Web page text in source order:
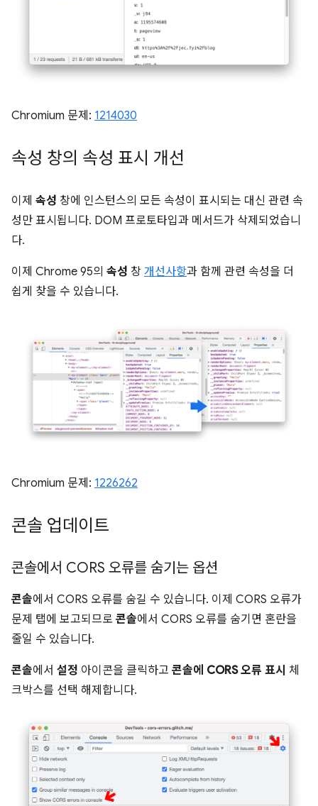
Chromium 문제: 1214030
속성 창의 속성 표시 개선
이제 속성 창에 인스턴스의 모든 속성이 표시되는 대신 관련 속
성만 표시됩니다. DOM 프로토타입과 메서드가 삭제되었습니
다.
이제 Chrome 95의 속성 창 개선사항과 함께 관련 속성을 더
쉽게 찾을 수 있습니다.
Chromium 문제: 1226262
콘솔 업데이트
콘솔에서 CORS 오류를 숨기는 옵션
콘솔에서 CORS 오류를 숨길 수 있습니다. 이제 CORS 오류가
문제 탭에 보고되므로 콘솔에서 CORS 오류를 숨기면 혼란을
줄일 수 있습니다.
콘솔에서 설정 아이콘을 클릭하고 콘솔에 CORS 오류 표시 체
크박스를 선택 해제합니다.